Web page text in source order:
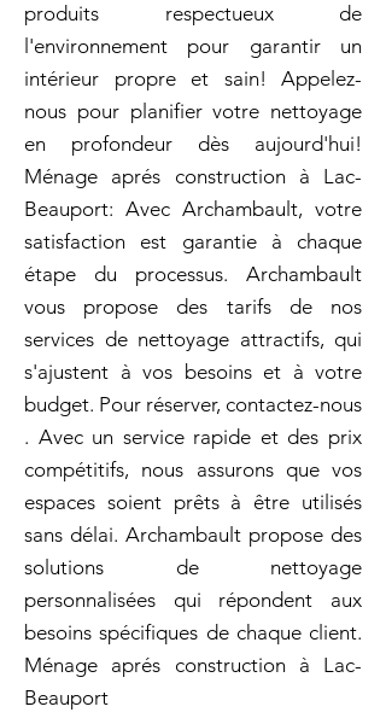
produits respectueux de
l'environnement pour garantir un
intérieur propre et sain! Appelez-
nous pour planifier votre nettoyage
en profondeur dès aujourd'hui!
Ménage aprés construction à Lac-
Beauport: Avec Archambault, votre
satisfaction est garantie à chaque
étape du processus. Archambault
vous propose des tarifs de nos
services de nettoyage attractifs, qui
s'ajustent à vos besoins et à votre
budget. Pour réserver, contactez-nous
. Avec un service rapide et des prix
compétitifs, nous assurons que vos
espaces soient prêts à être utilisés
sans délai. Archambault propose des
solutions de nettoyage
personnalisées qui répondent aux
besoins spécifiques de chaque client.
Ménage aprés construction à Lac-
Beauport